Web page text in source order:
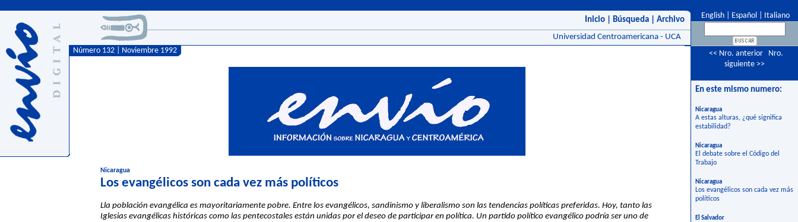
Inicio Búsqueda
Archivo
Universidad Centroamericana - UCA
Número 132 | Noviembre 1992
Nicaragua
Los evangélicos son cada vez más políticos
Lla población evangélica es mayoritariamente pobre. Entre los evangélicos, sandinismo y liberalismo son las tendencias políticas preferidas. Hoy, tanto las
Iglesias evangélicas históricas como las pentecostales están unidas por el deseo de participar en política. Un partido político evangélico podría ser uno de
English Español Italiano
<< Nro. anterior
Nro.
siguiente >>
En este mismo numero:
Nicaragua
A estas alturas, ¿qué significa
estabilidad?
Nicaragua
El debate sobre el Código del
Trabajo
Nicaragua
Los evangélicos son cada vez más
políticos
El Salvador